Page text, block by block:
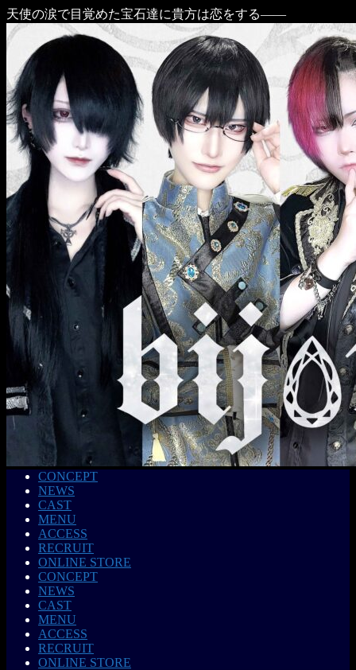
天使の涙で目覚めた宝石達に貴方は恋をする――
CONCEPT
NEWS
CAST
MENU
ACCESS
RECRUIT
ONLINE STORE
CONCEPT
NEWS
CAST
MENU
ACCESS
RECRUIT
ONLINE STORE